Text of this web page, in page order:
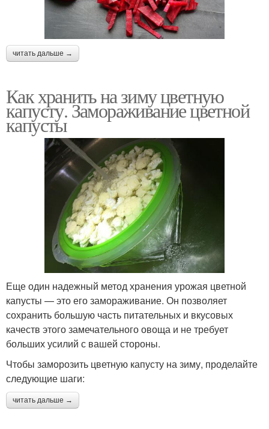
читать дальше →
Как хранить на зиму цветную
капусту. Замораживание цветной
капусты
Еще один надежный метод хранения урожая цветной
капусты — это его замораживание. Он позволяет
сохранить большую часть питательных и вкусовых
качеств этого замечательного овоща и не требует
больших усилий с вашей стороны.
Чтобы заморозить цветную капусту на зиму, проделайте
следующие шаги:
читать дальше →